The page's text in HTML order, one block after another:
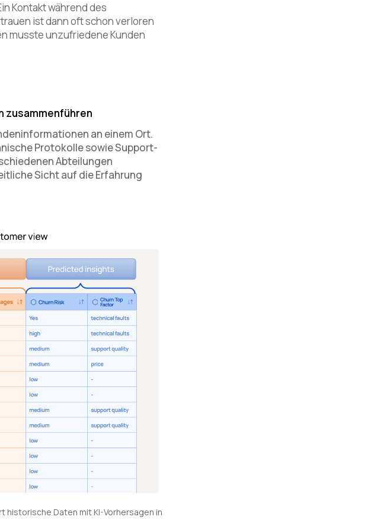
Kontakt während des
ist dann oft schon verloren
musste unzufriedene Kunden
zusammenführen
an einem Ort.
Protokolle sowie Support-
Abteilungen
Sicht auf die Erfahrung
historische Daten mit KI-Vorhersagen in